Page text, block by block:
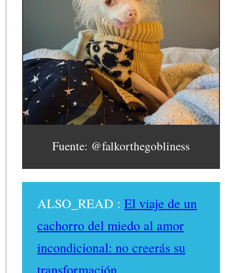
Fuente: @falkorthegobliness
ALSO_READ : El viaje de un
cachorro del miedo al amor
incondicional: no creerás su
transformación